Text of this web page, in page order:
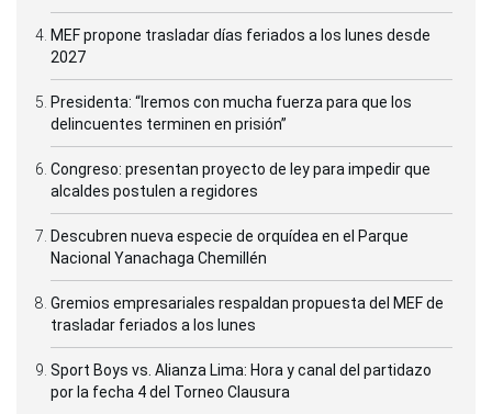
MEF propone trasladar días feriados a los lunes desde
2027
Presidenta: “Iremos con mucha fuerza para que los
delincuentes terminen en prisión”
Congreso: presentan proyecto de ley para impedir que
alcaldes postulen a regidores
Descubren nueva especie de orquídea en el Parque
Nacional Yanachaga Chemillén
Gremios empresariales respaldan propuesta del MEF de
trasladar feriados a los lunes
Sport Boys vs. Alianza Lima: Hora y canal del partidazo
por la fecha 4 del Torneo Clausura